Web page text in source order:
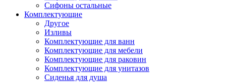
Сифоны остальные
Комплектующие
Другое
Изливы
Комплектующие для ванн
Комплектующие для мебели
Комплектующие для раковин
Комплектующие для унитазов
Сиденья для душа